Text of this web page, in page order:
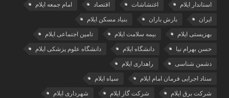
استاندار ایلام اغتشاشات اقتصاد امام جمعه ایلام
ایران بارش باران بنیاد مسکن ایلام
بهزیستی ایلام بیمه سلامت ایلام تامین اجتماعی ایلام
حسن بهرام نیا دانشگاه ایلام دانشگاه علوم پزشکی ایلام
دشمن شناسی راهداری ایلام
ستاد اجرایی فرمان امام ایلام سپاه ایلام
شرکت برق ایلام شرکت گاز ایلام شهرداری ایلام